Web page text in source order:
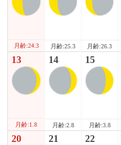
月齢:24.3 月齢:25.3 月齢:26.3
13
月齢:1.8
14
月齢:2.8
15
月齢:3.8
20 21 22